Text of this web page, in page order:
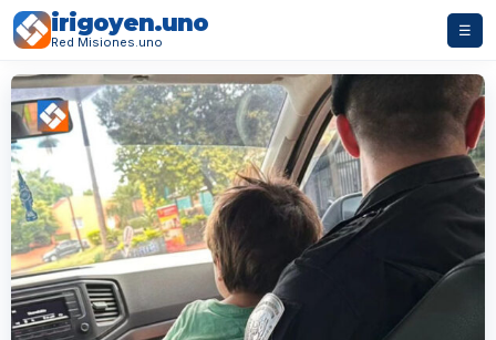
irigoyen.uno
Red Misiones.uno
☰